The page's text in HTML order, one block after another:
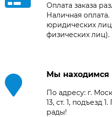
Оплата заказа
Наличная
юридических
физических лиц).
Мы находимся
По адресу: г.
13, ст. 1, подъезд
рады!